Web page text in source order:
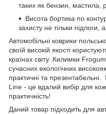
таких як бензин, мастила,
Висота бортика по
захисту не тільки підлоги,
Автомобільні коврики
своїй високій якості
країнах світу. Килимки
сучасних екологічних
практичні та
Line - це вдалий вибір для
практичність!
Даний товар підходить для